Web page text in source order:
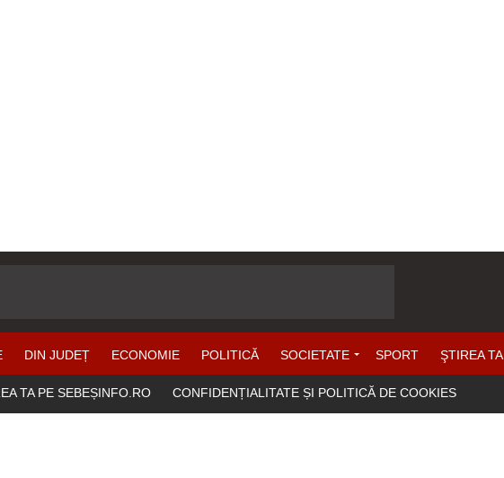
DIN JUDEȚ ECONOMIE POLITICĂ SOCIETATE SPORT ŞTIREA TA
TA PE SEBEȘINFO.RO CONFIDENȚIALITATE ȘI POLITICĂ DE COOKIES